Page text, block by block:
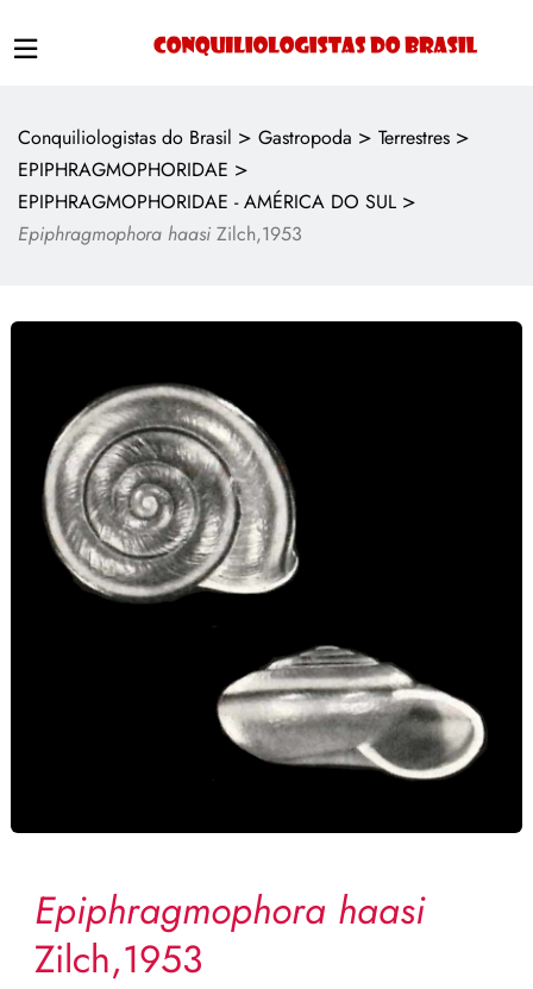
Conquiliologistas do Brasil > Gastropoda > Terrestres >
EPIPHRAGMOPHORIDAE >
EPIPHRAGMOPHORIDAE - AMÉRICA DO SUL >
Epiphragmophora haasi Zilch,1953
Epiphragmophora haasi
Zilch,1953